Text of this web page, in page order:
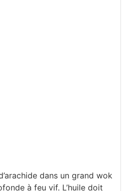
dans un grand wok
à feu vif. L’huile doit